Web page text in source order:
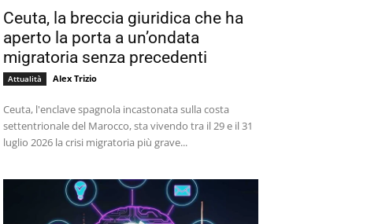
Ceuta, la breccia giuridica che ha
aperto la porta a un’ondata
migratoria senza precedenti
Attualità Alex Trizio
Ceuta, l'enclave spagnola incastonata sulla costa
settentrionale del Marocco, sta vivendo tra il 29 e il 31
luglio 2026 la crisi migratoria più grave...